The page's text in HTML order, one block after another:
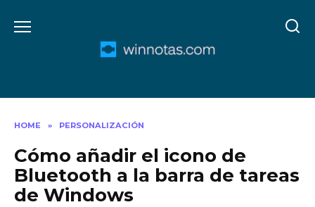
HOME » PERSONALIZACIÓN
Cómo añadir el icono de
Bluetooth a la barra de tareas
de Windows